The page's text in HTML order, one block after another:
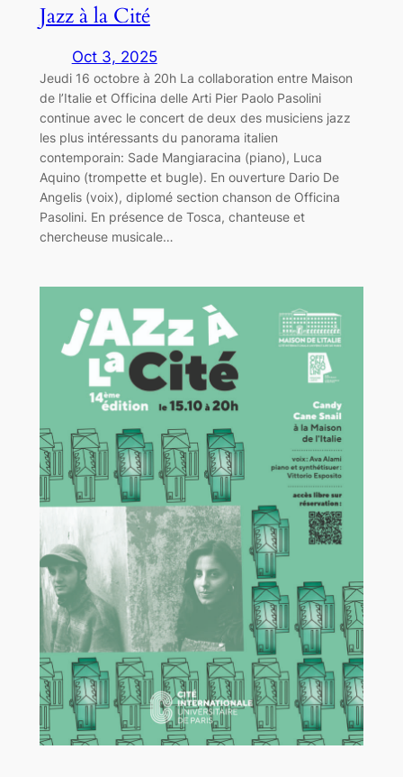
Jazz à la Cité
Oct 3, 2025
Jeudi 16 octobre à 20h La collaboration entre Maison
de l’Italie et Officina delle Arti Pier Paolo Pasolini
continue avec le concert de deux des musiciens jazz
les plus intéressants du panorama italien
contemporain: Sade Mangiaracina (piano), Luca
Aquino (trompette et bugle). En ouverture Dario De
Angelis (voix), diplomé section chanson de Officina
Pasolini. En présence de Tosca, chanteuse et
chercheuse musicale…